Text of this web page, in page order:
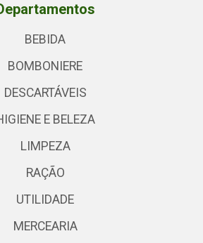
BEBIDA
BOMBONIERE
DESCARTÁVEIS
E BELEZA
LIMPEZA
RAÇÃO
UTILIDADE
MERCEARIA